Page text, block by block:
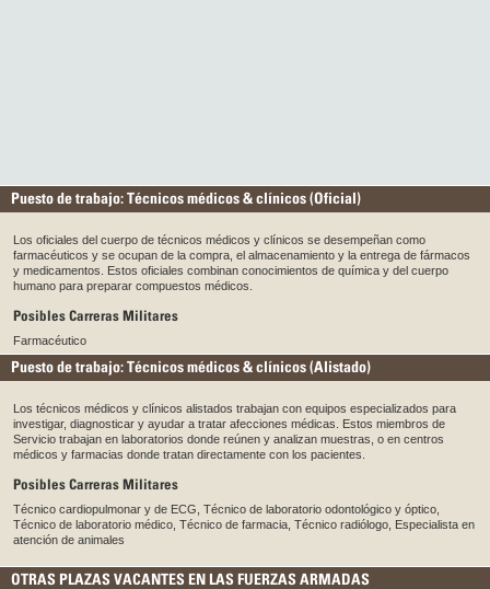
Puesto de trabajo: Técnicos médicos & clínicos (Oficial)
Los oficiales del cuerpo de técnicos médicos y clínicos se desempeñan como
farmacéuticos y se ocupan de la compra, el almacenamiento y la entrega de fármacos
y medicamentos. Estos oficiales combinan conocimientos de química y del cuerpo
humano para preparar compuestos médicos.
Posibles Carreras Militares
Farmacéutico
Puesto de trabajo: Técnicos médicos & clínicos (Alistado)
Los técnicos médicos y clínicos alistados trabajan con equipos especializados para
investigar, diagnosticar y ayudar a tratar afecciones médicas. Estos miembros de
Servicio trabajan en laboratorios donde reúnen y analizan muestras, o en centros
médicos y farmacias donde tratan directamente con los pacientes.
Posibles Carreras Militares
Técnico cardiopulmonar y de ECG, Técnico de laboratorio odontológico y óptico,
Técnico de laboratorio médico, Técnico de farmacia, Técnico radiólogo, Especialista en
atención de animales
OTRAS PLAZAS VACANTES EN LAS FUERZAS ARMADAS